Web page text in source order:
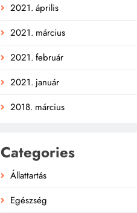
2021. április
2021. március
2021. február
2021. január
2018. március
Categories
Állattartás
Egészség